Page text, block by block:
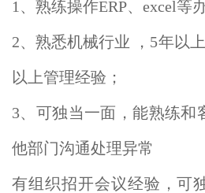
1、熟练操作ERP、excel等
2、熟悉机械行业 ，5年以
以上管理经验；
3、可独当一面，能熟练和
他部门沟通处理异常
有组织招开会议经验，可